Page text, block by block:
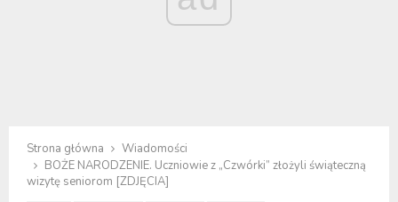
Strona główna
Wiadomości
BOŻE NARODZENIE. Uczniowie z „Czwórki” złożyli świąteczną
wizytę seniorom [ZDJĘCIA]